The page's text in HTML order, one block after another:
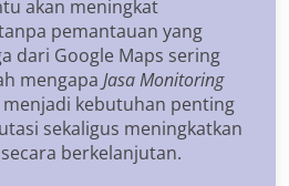
akan meningkat
pemantauan yang
dari Google Maps sering
mengapa Jasa Monitoring
menjadi kebutuhan penting
sekaligus meningkatkan
berkelanjutan.